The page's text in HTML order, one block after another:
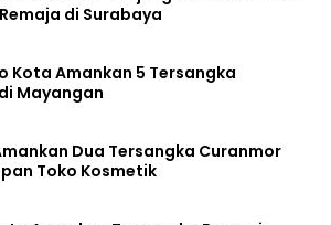
di Surabaya
Kota Amankan 5 Tersangka
Mayangan
Dua Tersangka Curanmor
Toko Kosmetik